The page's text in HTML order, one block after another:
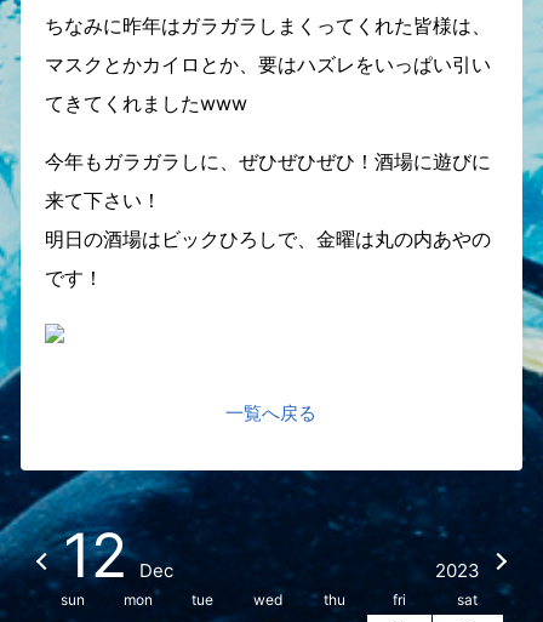
ちなみに昨年はガラガラしまくってくれた皆様は、
マスクとかカイロとか、要はハズレをいっぱい引い
てきてくれましたwww
今年もガラガラしに、ぜひぜひぜひ！酒場に遊びに
来て下さい！
明日の酒場はビックひろしで、金曜は丸の内あやの
です！
一覧へ戻る
12 Dec 2023
sun mon tue wed thu fri
sat